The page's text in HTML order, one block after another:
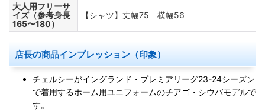
大人用フリーサ
イズ（参考身長
165〜180）
【シャツ】丈幅75 横幅56
店長の商品インプレッション（印象）
チェルシーがイングランド・プレミアリーグ23-24シーズン
で着用するホーム用ユニフォームのチアゴ・シウバモデルで
す。